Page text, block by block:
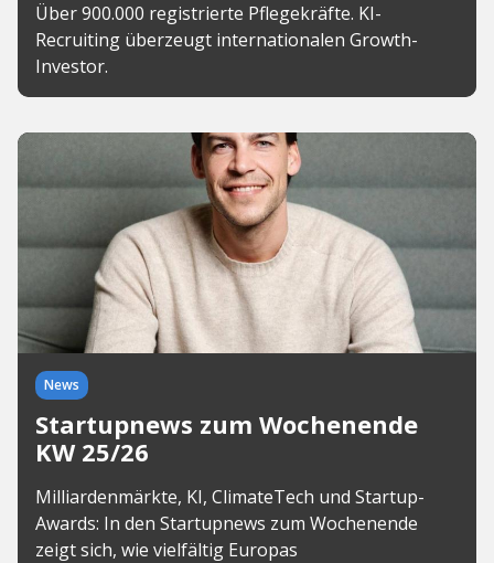
Über 900.000 registrierte Pflegekräfte. KI-
Recruiting überzeugt internationalen Growth-
Investor.
News
Startupnews zum Wochenende
KW 25/26
Milliardenmärkte, KI, ClimateTech und Startup-
Awards: In den Startupnews zum Wochenende
zeigt sich, wie vielfältig Europas